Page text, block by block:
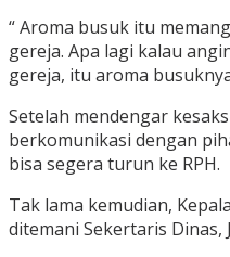
“ Aroma busuk itu
gereja. Apa lagi kalau
gereja, itu aroma
Setelah mendengar
berkomunikasi dengan
bisa segera turun ke RPH.
Tak lama kemudian,
ditemani Sekertaris Dinas,